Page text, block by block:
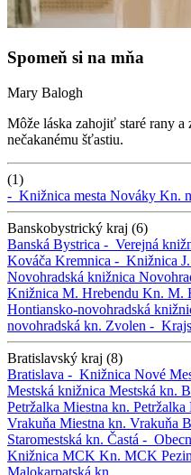
Spomeň si na mňa
Mary Balogh
Môže láska zahojiť staré rany a
nečakanému šťastiu.
(1)
- Knižnica mesta Nováky Kn.
Banskobystrický kraj (6)
Banská Bystrica - Verejná
Kováča Kremnica - Knižnica
Novohradská knižnica
Knižnica M. Hrebendu Kn. M.
Hontiansko-novohradská
novohradská kn. Zvolen -
Bratislavský kraj (8)
Bratislava - Knižnica Nové
Mestská knižnica Mestská kn.
Petržalka Miestna kn. Petržalka
Vrakuňa Miestna kn. Vrakuňa
Staromestská kn. Častá -
Knižnica MCK Kn. MCK
Malokarpatská kn.